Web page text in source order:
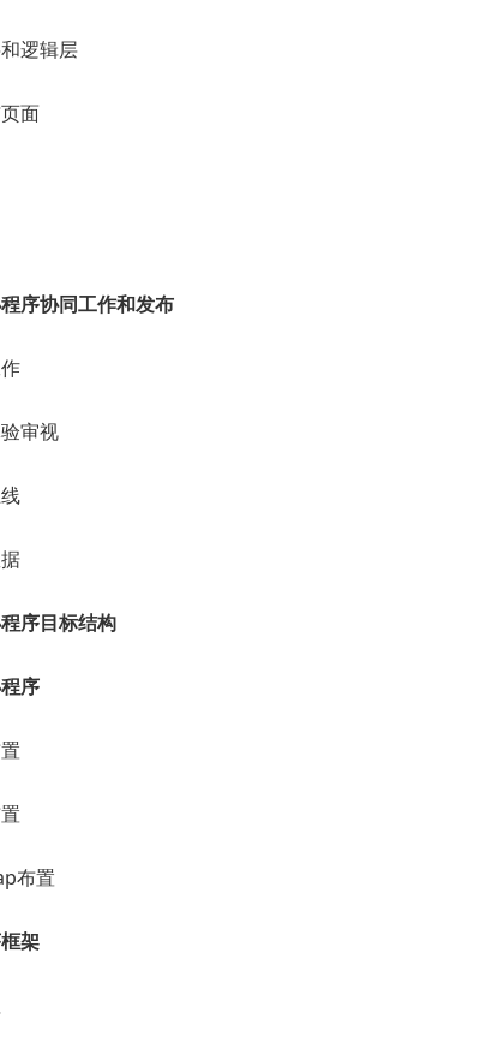
逻辑层
面
序协同工作和发布
审视
序目标结构
序
布置
架